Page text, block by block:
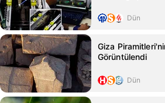
Dün
Giza
Görüntülendi
Dün